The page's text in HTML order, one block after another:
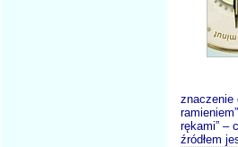
znaczenie
rękami” –
źródłem